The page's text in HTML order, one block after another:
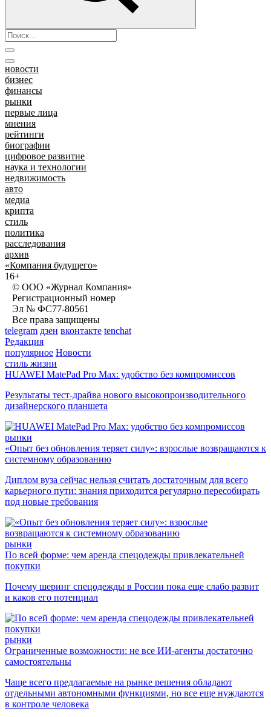
новости
бизнес
финансы
рынки
первые лица
мнения
рейтинги
биографии
цифровое развитие
наука и технологии
недвижимость
авто
медиа
крипта
стиль
политика
расследования
архив
«Компания будущего»
16+
© ООО «Журнал Компания»
Регистрационный номер
Эл № ФС77-80561
Все права защищены
telegram дзен вконтакте tenchat
Редакция
популярное Новости
стиль жизни
HUAWEI MatePad Pro Max: удобство без компромиссов
Результаты тест-драйва нового высокопроизводительного
дизайнерского планшета
рынки
«Опыт без обновления теряет силу»: взрослые возвращаются к
системному образованию
Диплом вуза сейчас нельзя считать достаточным для всего
карьерного пути: знания приходится регулярно пересобирать
под новые требования
рынки
По всей форме: чем аренда спецодежды привлекательней
покупки
Почему шеринг спецодежды в России пока еще слабо развит
и каков его потенциал
рынки
Ограниченные возможности: не все ИИ-агенты достаточно
самостоятельны
Чаще всего предлагаемые на рынке решения обладают
отдельными автономными функциями, но все еще нуждаются
в контроле человека